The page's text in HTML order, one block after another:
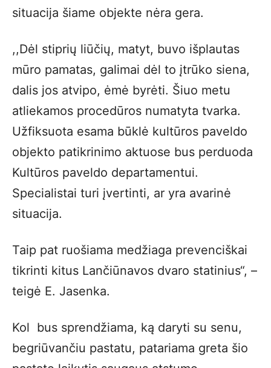
situacija šiame objekte nėra gera.
,,Dėl stiprių liūčių, matyt, buvo išplautas
mūro pamatas, galimai dėl to įtrūko siena,
dalis jos atvipo, ėmė byrėti. Šiuo metu
atliekamos procedūros numatyta tvarka.
Užfiksuota esama būklė kultūros paveldo
objekto patikrinimo aktuose bus perduoda
Kultūros paveldo departamentui.
Specialistai turi įvertinti, ar yra avarinė
situacija.
Taip pat ruošiama medžiaga prevenciškai
tikrinti kitus Lančiūnavos dvaro statinius“, –
teigė E. Jasenka.
Kol bus sprendžiama, ką daryti su senu,
begriūvančiu pastatu, patariama greta šio